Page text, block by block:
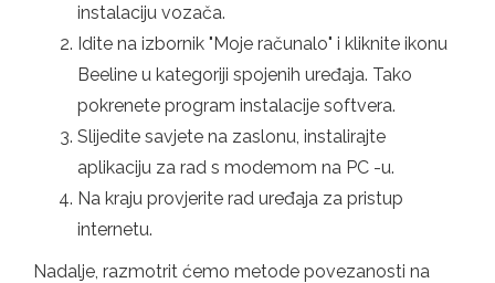
instalaciju vozača.
Idite na izbornik "Moje računalo" i kliknite ikonu
Beeline u kategoriji spojenih uređaja. Tako
pokrenete program instalacije softvera.
Slijedite savjete na zaslonu, instalirajte
aplikaciju za rad s modemom na PC -u.
Na kraju provjerite rad uređaja za pristup
internetu.
Nadalje, razmotrit ćemo metode povezanosti na